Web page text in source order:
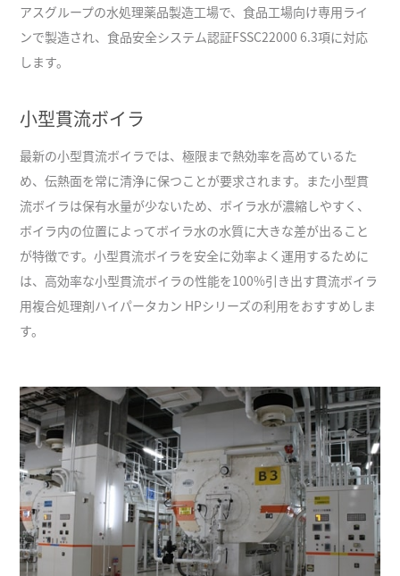
アスグループの水処理薬品製造工場で、食品工場向け専用ライ
ンで製造され、食品安全システム認証FSSC22000 6.3項に対応
します。
小型貫流ボイラ
最新の小型貫流ボイラでは、極限まで熱効率を高めているた
め、伝熱面を常に清浄に保つことが要求されます。また小型貫
流ボイラは保有水量が少ないため、ボイラ水が濃縮しやすく、
ボイラ内の位置によってボイラ水の水質に大きな差が出ること
が特徴です。小型貫流ボイラを安全に効率よく運用するために
は、高効率な小型貫流ボイラの性能を100%引き出す貫流ボイラ
用複合処理剤ハイパータカン HPシリーズの利用をおすすめしま
す。